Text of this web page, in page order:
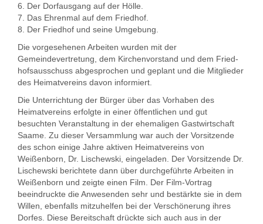
6. Der Dorfausgang auf der Hölle.
7. Das Ehrenmal auf dem Friedhof.
8. Der Friedhof und seine Umgebung.
Die vorgesehenen Arbeiten wurden mit der
Gemeindevertretung, dem Kirchenvorstand und dem Fried­
hofsausschuss abgesprochen und geplant und die Mitglieder
des Heimatvereins davon informiert.
Die Unterrichtung der Bürger über das Vorhaben des
Heimatvereins erfolgte in einer öffentlichen und gut
besuchten Veranstaltung in der ehemaligen Gastwirtschaft
Saame. Zu dieser Versammlung war auch der Vorsitzende
des schon einige Jahre aktiven Heimatvereins von
Weißenborn, Dr. Lischewski, eingeladen. Der Vorsitzende Dr.
Lischewski berichtete dann über durchgeführte Arbeiten in
Weißenborn und zeigte einen Film. Der Film-Vortrag
beeindruckte die Anwesenden sehr und bestärkte sie in dem
Willen, ebenfalls mitzuhelfen bei der Verschönerung ihres
Dorfes. Diese Bereitschaft drückte sich auch aus in der